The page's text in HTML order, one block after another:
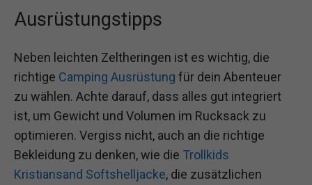
Ausrüstungstipps
Neben leichten Zeltheringen ist es wichtig, die
richtige Camping Ausrüstung für dein Abenteuer
zu wählen. Achte darauf, dass alles gut integriert
ist, um Gewicht und Volumen im Rucksack zu
optimieren. Vergiss nicht, auch an die richtige
Bekleidung zu denken, wie die Trollkids
Kristiansand Softshelljacke, die zusätzlichen